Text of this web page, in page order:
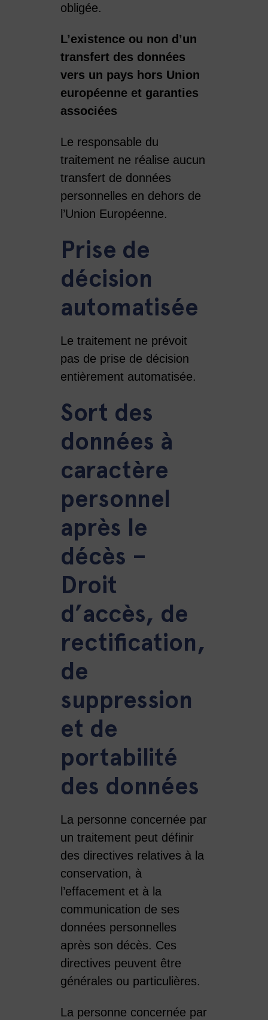
obligée.
L’existence ou non d’un
transfert des données
vers un pays hors Union
européenne et garanties
associées
Le responsable du
traitement ne réalise aucun
transfert de données
personnelles en dehors de
l’Union Européenne.
Prise de
décision
automatisée
Le traitement ne prévoit
pas de prise de décision
entièrement automatisée.
Sort des
données à
caractère
personnel
après le
décès –
Droit
d’accès, de
rectification,
de
suppression
et de
portabilité
des données
La personne concernée par
un traitement peut définir
des directives relatives à la
conservation, à
l’effacement et à la
communication de ses
données personnelles
après son décès. Ces
directives peuvent être
générales ou particulières.
La personne concernée par